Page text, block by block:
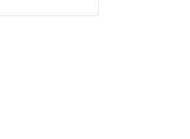
有限公司帮助其